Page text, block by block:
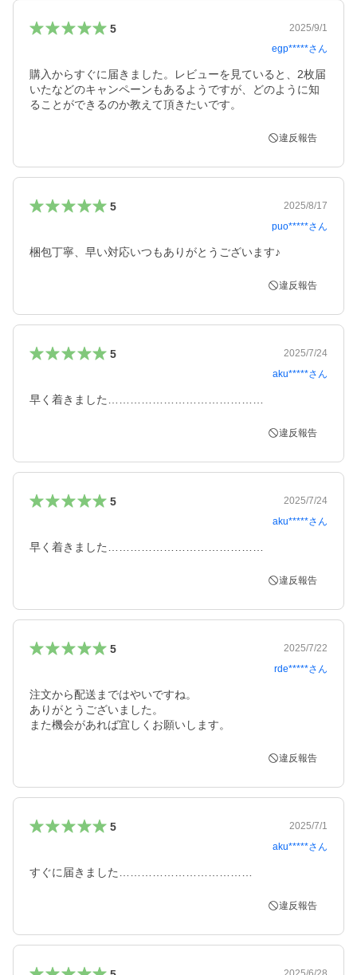
5
2025/9/1
egp*****さん
購入からすぐに届きました。レビューを見ていると、2枚届
いたなどのキャンペーンもあるようですが、どのように知
ることができるのか教えて頂きたいです。
違反報告
5
2025/8/17
puo*****さん
梱包丁寧、早い対応いつもありがとうございます♪
違反報告
5
2025/7/24
aku*****さん
早く着きました……………………………………
違反報告
5
2025/7/24
aku*****さん
早く着きました……………………………………
違反報告
5
2025/7/22
rde*****さん
注文から配送まではやいですね。
ありがとうございました。
また機会があれば宜しくお願いします。
違反報告
5
2025/7/1
aku*****さん
すぐに届きました………………………………
違反報告